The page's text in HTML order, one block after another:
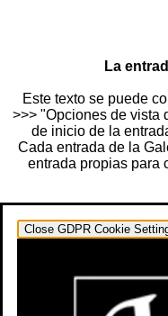
La
Este texto se puede
>>> "Opciones de vista
de inicio de la
Cada entrada de la
entrada propias para
Close GDPR Cookie